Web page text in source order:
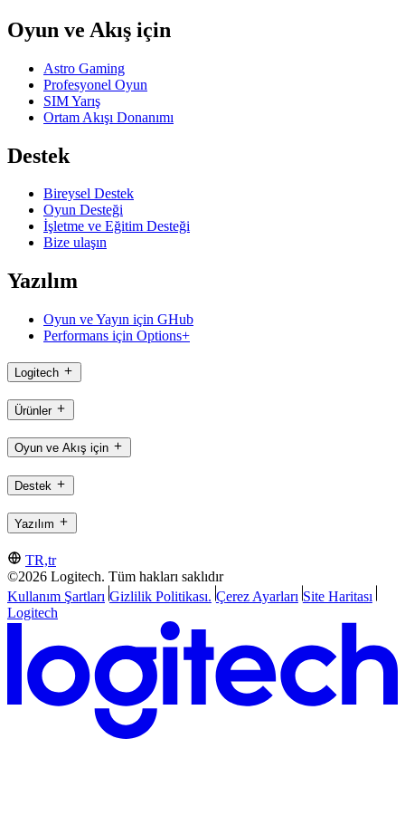
Oyun ve Akış için
Astro Gaming
Profesyonel Oyun
SIM Yarış
Ortam Akışı Donanımı
Destek
Bireysel Destek
Oyun Desteği
İşletme ve Eğitim Desteği
Bize ulaşın
Yazılım
Oyun ve Yayın için GHub
Performans için Options+
Logitech
Ürünler
Oyun ve Akış için
Destek
Yazılım
TR,tr
©2026 Logitech. Tüm hakları saklıdır
Kullanım Şartları Gizlilik Politikası. Çerez Ayarları Site Haritası
Logitech